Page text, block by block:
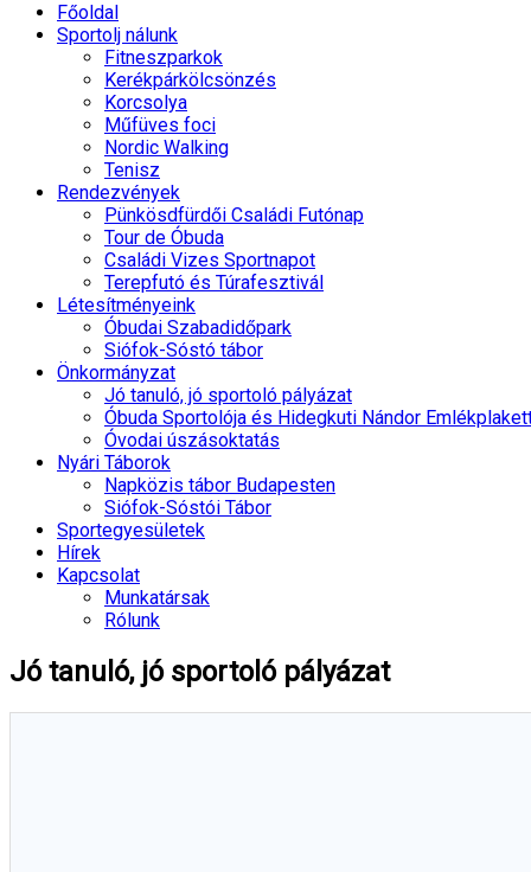
Főoldal
Sportolj nálunk
Fitneszparkok
Kerékpárkölcsönzés
Korcsolya
Műfüves foci
Nordic Walking
Tenisz
Rendezvények
Pünkösdfürdői Családi Futónap
Tour de Óbuda
Családi Vizes Sportnapot
Terepfutó és Túrafesztivál
Létesítményeink
Óbudai Szabadidőpark
Siófok-Sóstó tábor
Önkormányzat
Jó tanuló, jó sportoló pályázat
Óbuda Sportolója és Hidegkuti Nándor
Óvodai úszásoktatás
Nyári Táborok
Napközis tábor Budapesten
Siófok-Sóstói Tábor
Sportegyesületek
Hírek
Kapcsolat
Munkatársak
Rólunk
Jó tanuló, jó sportoló pályázat